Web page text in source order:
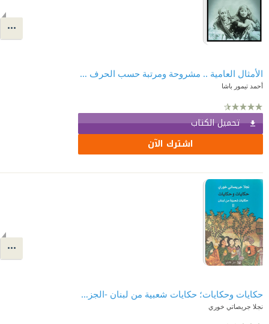
الأمثال العامية .. مشروحة ومرتبة حسب الحرف الأول من المثل
أحمد تيمور باشا
تحميل الكتاب
اشترك الآن
حكايات وحكايات؛ حكايات شعبية من لبنان -الجزء الثاني
نجلا جريصاتي خوري